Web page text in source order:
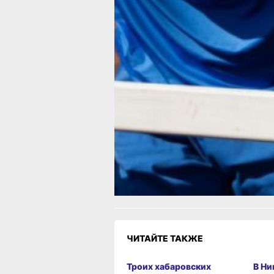
Эти старты стали завершающими в
сезоне для дальневосточных
спортсменов, показавших стабильно
высокие результаты на
арене.
В ТЕМУ:
Высокоскоростной интернет впервые
провели в труднодоступное село
Яндекс.ДзениМАКС
Как вам материал?
Огонь!
Супер
Удивило
Грустно
Злость
ЧИТАЙТЕ ТАКЖЕ
Троих хабаровских
В